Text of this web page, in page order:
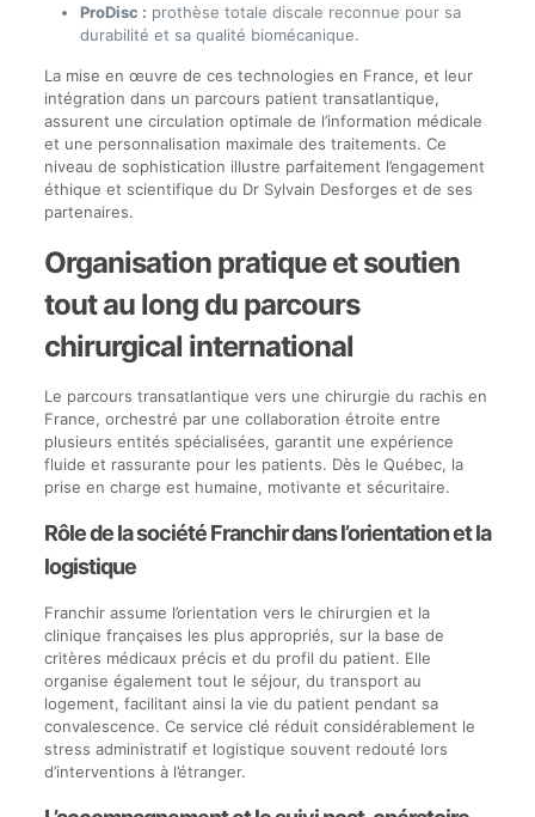
ProDisc : prothèse totale discale reconnue pour sa
durabilité et sa qualité biomécanique.
La mise en œuvre de ces technologies en France, et leur
intégration dans un parcours patient transatlantique,
assurent une circulation optimale de l’information médicale
et une personnalisation maximale des traitements. Ce
niveau de sophistication illustre parfaitement l’engagement
éthique et scientifique du Dr Sylvain Desforges et de ses
partenaires.
Organisation pratique et soutien
tout au long du parcours
chirurgical international
Le parcours transatlantique vers une chirurgie du rachis en
France, orchestré par une collaboration étroite entre
plusieurs entités spécialisées, garantit une expérience
fluide et rassurante pour les patients. Dès le Québec, la
prise en charge est humaine, motivante et sécuritaire.
Rôle de la société Franchir dans l’orientation et la
logistique
Franchir assume l’orientation vers le chirurgien et la
clinique françaises les plus appropriés, sur la base de
critères médicaux précis et du profil du patient. Elle
organise également tout le séjour, du transport au
logement, facilitant ainsi la vie du patient pendant sa
convalescence. Ce service clé réduit considérablement le
stress administratif et logistique souvent redouté lors
d’interventions à l’étranger.